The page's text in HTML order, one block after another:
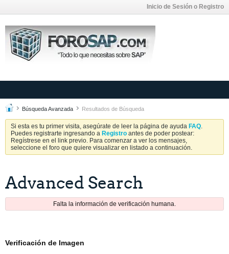
Inicio de Sesión o Registro
Búsqueda Avanzada Resultados de Búsqueda
Si esta es tu primer visita, asegúrate de leer la página de ayuda FAQ.
Puedes registrarte ingresando a Registro antes de poder postear:
Regístrese en el link previo. Para comenzar a ver los mensajes,
seleccione el foro que quiere visualizar en listado a continuación.
Advanced Search
Falta la información de verificación humana.
Verificación de Imagen